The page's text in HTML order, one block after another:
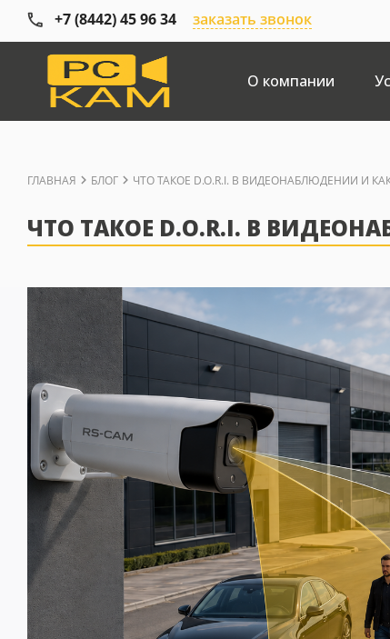
+7 (8442) 45 96 34 заказать звонок
О компании
ГЛАВНАЯ БЛОГ ЧТО ТАКОЕ D.O.R.I. В ВИДЕОНАБЛЮДЕНИИ И
ЧТО ТАКОЕ D.O.R.I. В